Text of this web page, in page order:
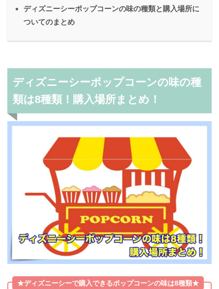
ディズニーシーポップコーンの味の種類と購入場所に
ついてのまとめ
ディズニーシーポップコーンの味の種
類は8種類！購入場所まとめ！
★ディズニーシーで購入できるポップコーンの味は8種類★